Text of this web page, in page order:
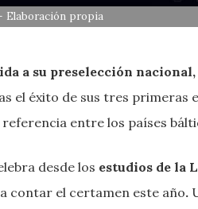
Elaboración propia
a su preselección nacional,
el éxito de sus tres primeras
entre los países
desde los estudios de la
contar el certamen este año.